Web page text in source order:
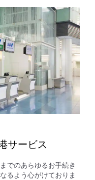
サービス
でのあらゆるお手続き
るよう心がけておりま